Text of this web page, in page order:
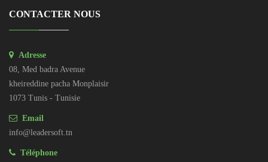
CONTACTER NOUS
Adresse
08, Med badra Avenue
kheireddine pacha Monplaisir
1073 Tunis - Tunisie
Email
info@leadersoft.tn
Téléphone